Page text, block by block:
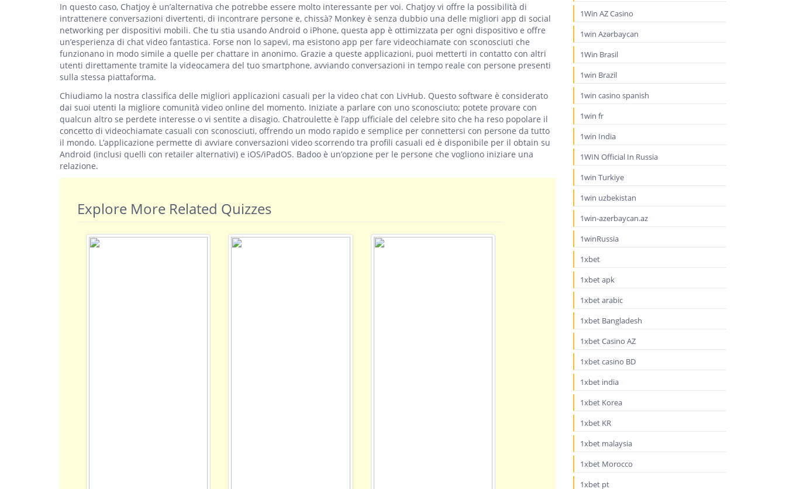
In questo caso, Chatjoy è un’alternativa che potrebbe essere molto interessante per voi. Chatjoy vi offre la possibilità di
intrattenere conversazioni divertenti, di incontrare persone e, chissà? Monkey è senza dubbio una delle migliori app di social
networking per dispositivi mobili. Che tu stia usando Android o iPhone, questa app è ottimizzata per ogni dispositivo e offre
un’esperienza di chat video fantastica. Forse non lo sapevi, ma esistono app per fare videochiamate con sconosciuti che
funzionano in modo simile a quelle per chattare in anonimo. Grazie a queste applicazioni, puoi metterti in contatto con altri
utenti direttamente tramite la videocamera del tuo smartphone, avviando conversazioni in tempo reale con persone presenti
sulla stessa piattaforma.
Chiudiamo la nostra classifica delle migliori applicazioni casuali per la video chat con LivHub. Questo software è considerato
dai suoi utenti la migliore comunità video online del momento. Iniziate a parlare con uno sconosciuto; potete provare con
qualcun altro se perdete interesse o vi sentite a disagio. Chatroulette è l’app ufficiale del celebre sito che ha reso popolare il
concetto di videochiamate casuali con sconosciuti, offrendo un modo rapido e semplice per connettersi con persone da tutto
il mondo. L’applicazione permette di avviare conversazioni video scorrendo tra profili casuali ed è disponibile per il obtain su
Android (inclusi quelli con retailer alternativi) e iOS/iPadOS. Badoo è un’opzione per le persone che vogliono iniziare una
relazione.
Explore More Related Quizzes
1Win AZ Casino
1win Azərbaycan
1Win Brasil
1win Brazil
1win casino spanish
1win fr
1win India
1WIN Official In Russia
1win Turkiye
1win uzbekistan
1win-azerbaycan.az
1winRussia
1xbet
1xbet apk
1xbet arabic
1xbet Bangladesh
1xbet Casino AZ
1xbet casino BD
1xbet india
1xbet Korea
1xbet KR
1xbet malaysia
1xbet Morocco
1xbet pt